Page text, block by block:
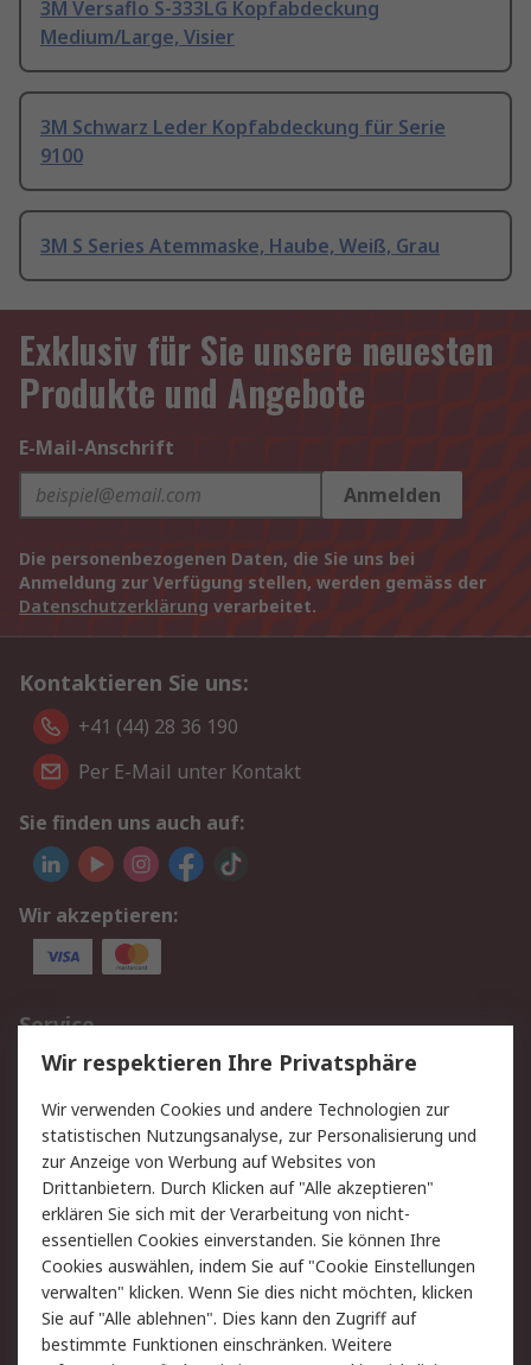
3M Versaflo S-333LG Kopfabdeckung
Medium/Large, Visier
3M Schwarz Leder Kopfabdeckung für Serie
9100
3M S Series Atemmaske, Haube, Weiß, Grau
Exklusiv für Sie unsere neuesten
Produkte und Angebote
E-Mail-Anschrift
Anmelden
Die personenbezogenen Daten, die Sie uns bei
Anmeldung zur Verfügung stellen, werden gemäss der
Datenschutzerklärung verarbeitet.
Kontaktieren Sie uns:
+41 (44) 28 36 190
Per E-Mail unter Kontakt
Sie finden uns auch auf:
Wir akzeptieren:
Service
Value Added Services
Lieferlösungen
Rücksendungen
Kontakt
Hilfe
Rechtliches
AGB
Datenschutz
Cookie-Richtlinie
Zahlungsbedingungen
Copyright/Impressum
Wir respektieren Ihre Privatsphäre
Wir verwenden Cookies und andere Technologien zur
statistischen Nutzungsanalyse, zur Personalisierung und
zur Anzeige von Werbung auf Websites von
Drittanbietern. Durch Klicken auf "Alle akzeptieren"
erklären Sie sich mit der Verarbeitung von nicht-
essentiellen Cookies einverstanden. Sie können Ihre
Cookies auswählen, indem Sie auf "Cookie Einstellungen
verwalten" klicken. Wenn Sie dies nicht möchten, klicken
Sie auf "Alle ablehnen". Dies kann den Zugriff auf
bestimmte Funktionen einschränken. Weitere